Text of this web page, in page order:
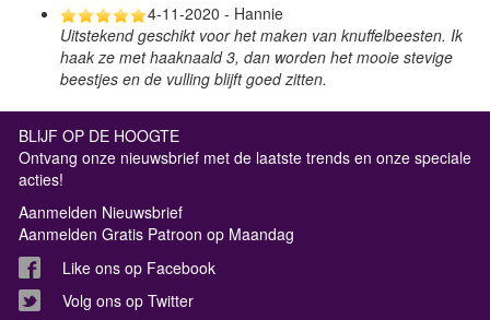
4-11-2020 - Hannie
Uitstekend geschikt voor het maken van knuffelbeesten. Ik
haak ze met haaknaald 3, dan worden het mooie stevige
beestjes en de vulling blijft goed zitten.
BLIJF OP DE HOOGTE
Ontvang onze nieuwsbrief met de laatste trends en onze speciale
acties!
Aanmelden Nieuwsbrief
Aanmelden Gratis Patroon op Maandag
Like ons op Facebook
Volg ons op Twitter